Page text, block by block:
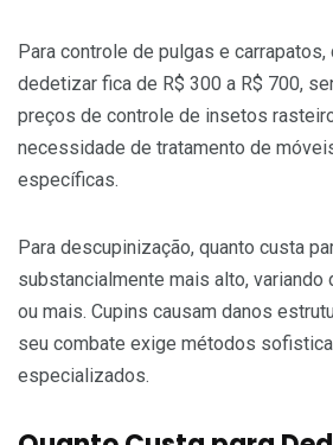
Para controle de pulgas e carrapatos,
dedetizar fica de R$ 300 a R$ 700,
preços de controle de insetos
necessidade de tratamento de
específicas.
Para descupinização, quanto custa
substancialmente mais alto, variando
ou mais. Cupins causam danos
seu combate exige métodos
especializados.